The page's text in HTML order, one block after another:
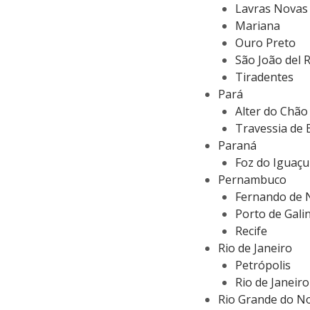
Lavras Novas
Mariana
Ouro Preto
São João del
Tiradentes
Pará
Alter do Chão
Travessia de
Paraná
Foz do Iguaçu
Pernambuco
Fernando de
Porto de
Recife
Rio de Janeiro
Petrópolis
Rio de Janeiro
Rio Grande do